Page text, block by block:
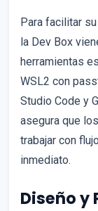
Para facilitar
la Dev Box
herramientas
WSL2 con
Studio Code y
asegura que
trabajar con
inmediato.
Diseño y